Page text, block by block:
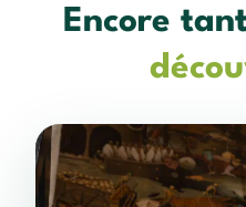
Encore